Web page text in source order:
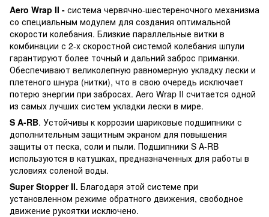
Aero Wrap II - система червячно-шестереночного механизма
со специальным модулем для создания оптимальной
скорости колебания. Близкие параллельные витки в
комбинации с 2-х скоростной системой колебания шпули
гарантируют более точный и дальний заброс приманки.
Обеспечивают великолепную равномерную укладку лески и
плетеного шнура (нитки), что в свою очередь исключает
потерю энергии при забросах. Aero Wrap II считается одной
из самых лучших систем укладки лески в мире.
S A-RB. Устойчивы к коррозии шариковые подшипники с
дополнительным защитным экраном для повышения
защиты от песка, соли и пыли. Подшипники S A-RB
используются в катушках, предназначенных для работы в
условиях соленой воды.
Super Stopper II. Благодаря этой системе при
установленном режиме обратного движения, свободное
движение рукоятки исключено.